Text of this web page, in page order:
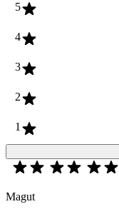
5
4
3
2
1
Magut